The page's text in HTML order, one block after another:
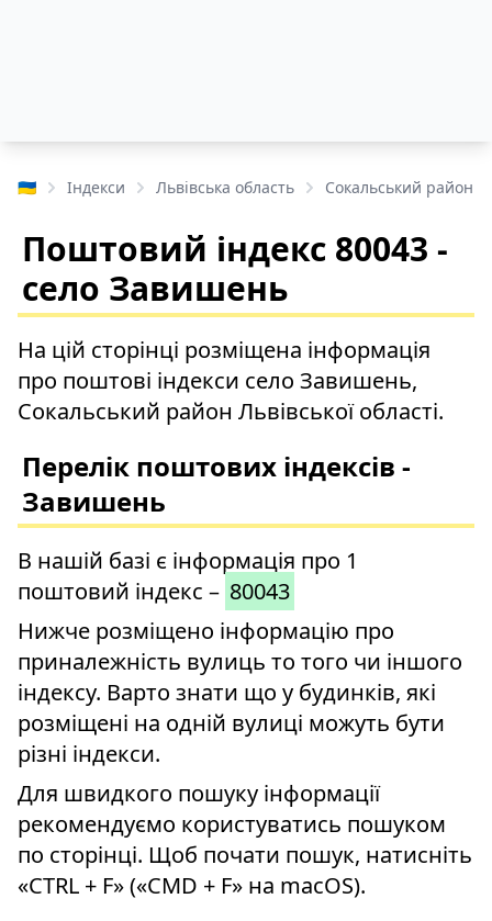
🇺🇦 Індекси Львівська область Сокальський район
Поштовий індекс 80043 -
село Завишень
На цій сторінці розміщена інформація
про поштові індекси село Завишень,
Сокальський район Львівської області.
Перелік поштових індексів -
Завишень
В нашій базі є інформація про 1
поштовий індекс – 80043
Нижче розміщено інформацію про
приналежність вулиць то того чи іншого
індексу. Варто знати що у будинків, які
розміщені на одній вулиці можуть бути
різні індекси.
Для швидкого пошуку інформації
рекомендуємо користуватись пошуком
по сторінці. Щоб почати пошук, натисніть
«CTRL + F» («CMD + F» на macOS).